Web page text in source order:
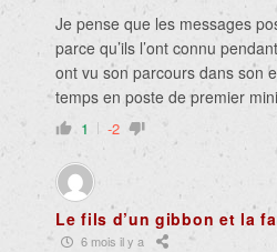
Je pense que les messages
parce qu’ils l’ont connu
ont vu son parcours dans son
temps en poste de premier
1 -2
Le fils d’un gibbon et la
6 mois il y a